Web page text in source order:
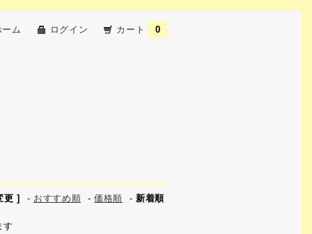
ーム ログイン カート 0
更 ] - おすすめ順 -価格順 -新着順
す